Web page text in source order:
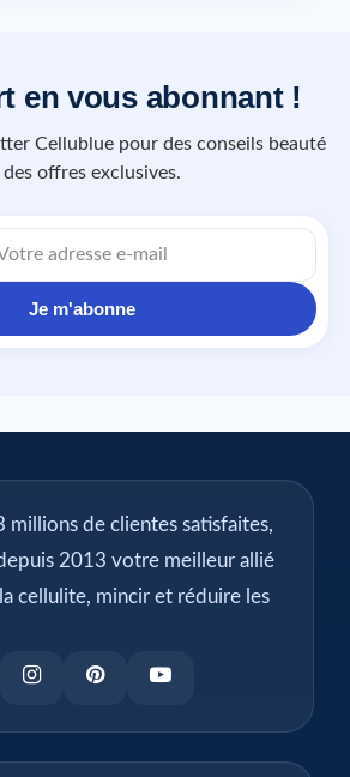
en vous abonnant !
Cellublue pour des conseils beauté
offres exclusives.
Je m'abonne
millions de clientes satisfaites,
2013 votre meilleur allié
cellulite, mincir et réduire les